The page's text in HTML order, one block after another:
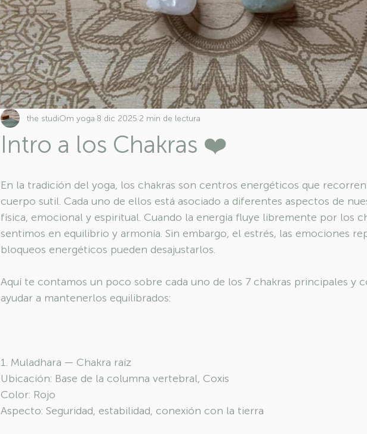
Intro a los Chakras ❤️
the studiOm yoga 8 dic 2025 2 min de lectura
En la tradición del yoga, los chakras son centros energéticos que
cuerpo sutil. Cada uno de ellos está asociado a diferentes aspectos de
física, emocional y espiritual. Cuando la energía fluye libremente por los
sentimos en equilibrio y armonía. Sin embargo, el estrés, las emociones
bloqueos energéticos pueden desajustarlos.
Aquí te contamos un poco sobre cada uno de los 7 chakras principales y
ayudar a mantenerlos equilibrados:
1. Muladhara — Chakra raíz
Ubicación: Base de la columna vertebral, Coxis
Color: Rojo
Aspecto: Seguridad, estabilidad, conexión con la tierra